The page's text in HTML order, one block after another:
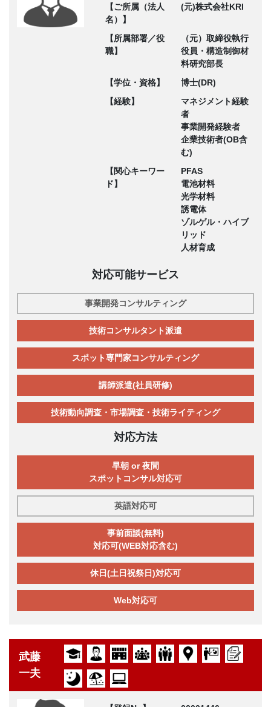
【ご所属（法人
名）】
(元)株式会社KRI
【所属部署／役
職】
（元）取締役執行
役員・構造制御材
料研究部長
【学位・資格】
博士(DR)
【経験】
マネジメント経験
者
事業開発経験者
企業技術者(OB含
む)
【関心キーワー
ド】
PFAS
電池材料
光学材料
誘電体
ゾルゲル・ハイブ
リッド
人材育成
対応可能サービス
事業開発コンサルティング
技術コンサルタント派遣
スポット専門家コンサルティング
講師派遣(社員研修)
技術動向調査・市場調査・技術ライティング
対応方法
早朝 or 夜間
スポットコンサル対応可
英語対応可
事前面談(無料)
対応可(WEB対応含む)
休日(土日祝祭日)対応可
Web対応可
武藤
一夫